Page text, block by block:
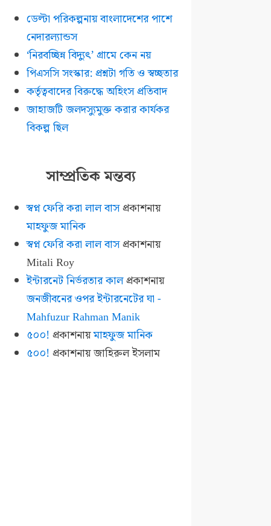
ডেল্টা পরিকল্পনায় বাংলাদেশের পাশে
নেদারল্যান্ডস
‘নিরবচ্ছিন্ন বিদ্যুৎ’ গ্রামে কেন নয়
পিএসসি সংস্কার: প্রশ্নটা গতি ও স্বচ্ছতার
কর্তৃত্ববাদের বিরুদ্ধে অহিংস প্রতিবাদ
জাহাজটি জলদস্যুমুক্ত করার কার্যকর
বিকল্প ছিল
সাম্প্রতিক মন্তব্য
স্বপ্ন ফেরি করা লাল বাসপ্রকাশনায়
মাহফুজ মানিক
স্বপ্ন ফেরি করা লাল বাসপ্রকাশনায়
Mitali Roy
ইন্টারনেট নির্ভরতার কালপ্রকাশনায়
জনজীবনের ওপর ইন্টারনেটের ঘা -
Mahfuzur Rahman Manik
৫০০! প্রকাশনায়মাহফুজ মানিক
৫০০! প্রকাশনায়জাহিরুল ইসলাম